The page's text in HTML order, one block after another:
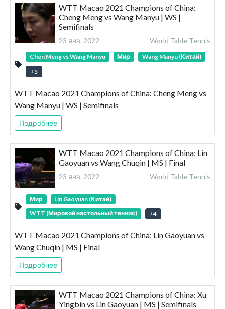
WTT Macao 2021 Champions of China:
Cheng Meng vs Wang Manyu | WS |
Semifinals
23 янв. 2022 World Table Tennis
Chen Meng vs Wang Manyu Мир
Wang Manyu (Китай)
+5
WTT Macao 2021 Champions of China: Cheng Meng vs
Wang Manyu | WS | Semifinals
Подробнее
WTT Macao 2021 Champions of China: Lin
Gaoyuan vs Wang Chuqin | MS | Final
23 янв. 2022 World Table Tennis
Мир
Lin Gaoyuan (Китай)
WTT (Мировой настольный теннис)
+4
WTT Macao 2021 Champions of China: Lin Gaoyuan vs
Wang Chuqin | MS | Final
Подробнее
WTT Macao 2021 Champions of China: Xu
Yingbin vs Lin Gaoyuan | MS | Semifinals